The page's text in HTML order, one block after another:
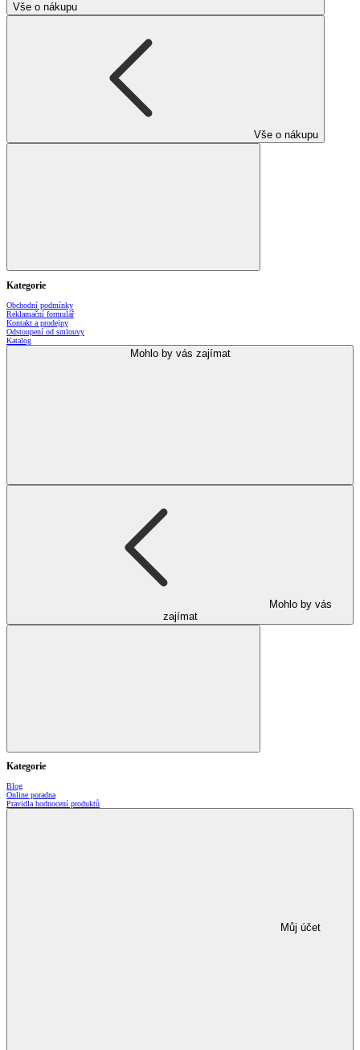
Vše o nákupu
Vše o nákupu
Kategorie
Obchodní podmínky
Reklamační formulář
Kontakt a prodejny
Odstoupení od smlouvy
Katalog
Mohlo by vás zajímat
Mohlo by vás
zajímat
Kategorie
Blog
Online poradna
Pravidla hodnocení produktů
Můj účet